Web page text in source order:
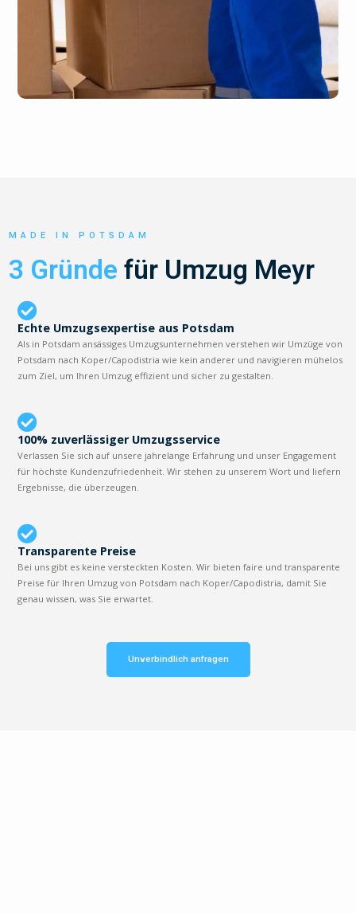
MADE IN POTSDAM
3 Gründe für Umzug Meyr
Echte Umzugsexpertise aus Potsdam
Als in Potsdam ansässiges Umzugsunternehmen verstehen wir Umzüge von
Potsdam nach Koper/Capodistria wie kein anderer und navigieren mühelos
zum Ziel, um Ihren Umzug effizient und sicher zu gestalten.
100% zuverlässiger Umzugsservice
Verlassen Sie sich auf unsere jahrelange Erfahrung und unser Engagement
für höchste Kundenzufriedenheit. Wir stehen zu unserem Wort und liefern
Ergebnisse, die überzeugen.
Transparente Preise
Bei uns gibt es keine versteckten Kosten. Wir bieten faire und transparente
Preise für Ihren Umzug von Potsdam nach Koper/Capodistria, damit Sie
genau wissen, was Sie erwartet.
Unverbindlich anfragen